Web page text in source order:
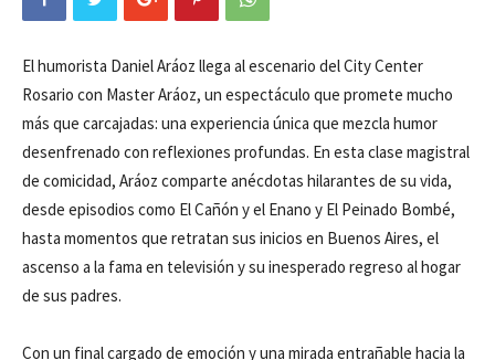
El humorista Daniel Aráoz llega al escenario del City Center
Rosario con Master Aráoz, un espectáculo que promete mucho
más que carcajadas: una experiencia única que mezcla humor
desenfrenado con reflexiones profundas. En esta clase magistral
de comicidad, Aráoz comparte anécdotas hilarantes de su vida,
desde episodios como El Cañón y el Enano y El Peinado Bombé,
hasta momentos que retratan sus inicios en Buenos Aires, el
ascenso a la fama en televisión y su inesperado regreso al hogar
de sus padres.
Con un final cargado de emoción y una mirada entrañable hacia la